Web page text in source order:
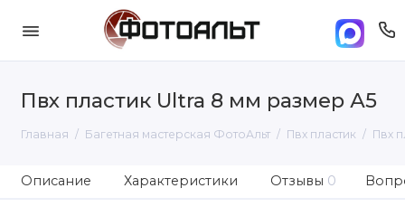
Пвх пластик Ultra 8 мм размер А5
Главная Багетная мастерская ФотоАльт Пвх пластик Пвх
Описание Характеристики Отзывы 0